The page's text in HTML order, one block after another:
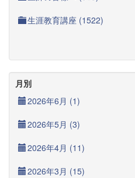
生涯教育講座 (1522)
月別
2026年6月 (1)
2026年5月 (3)
2026年4月 (11)
2026年3月 (15)